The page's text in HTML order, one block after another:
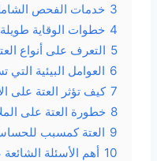
3 خدمات الفحص
4 خطوات الوقاية
5 التعرف على أنواع
6 العوامل البيئية التي
7 كيف تؤثر العتة على
8 خطورة العتة على
9 العتة كمسبب
10 أهم الأسئلة